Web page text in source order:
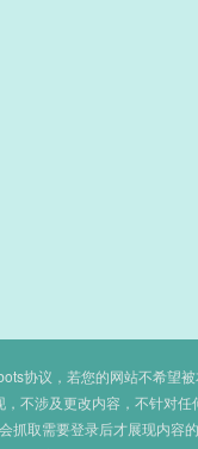
协议，若您的网站不希望
不涉及更改内容，不针对任
取需要登录后才展现内容